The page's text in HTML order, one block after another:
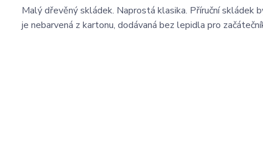
Malý dřevěný skládek. Naprostá klasika. Příruční skládek
je nebarvená z kartonu, dodávaná bez lepidla pro